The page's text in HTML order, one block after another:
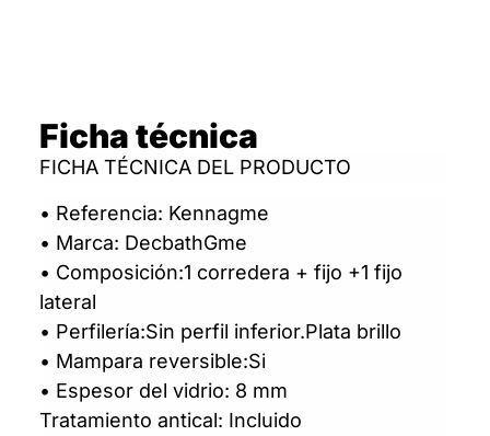
Ficha técnica
FICHA TÉCNICA DEL PRODUCTO
• Referencia: Kennagme
• Marca: DecbathGme
• Composición:1 corredera + fijo +1 fijo
lateral
• Perfilería:Sin perfil inferior.Plata brillo
• Mampara reversible:Si
• Espesor del vidrio: 8 mm
Tratamiento antical: Incluido